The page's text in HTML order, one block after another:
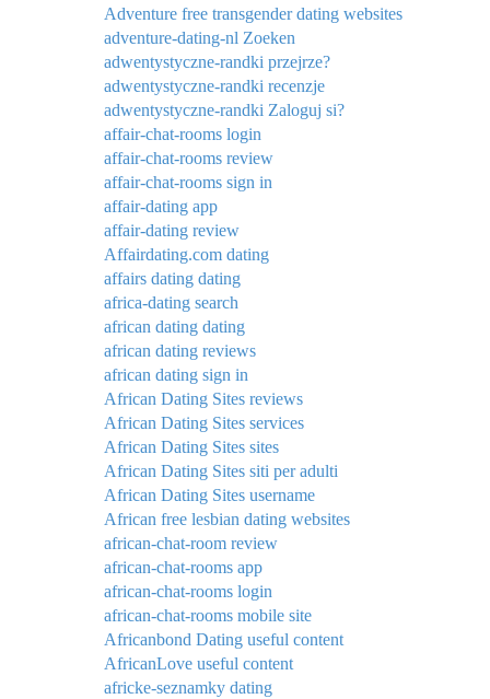
Adventure free transgender dating websites
adventure-dating-nl Zoeken
adwentystyczne-randki przejrze?
adwentystyczne-randki recenzje
adwentystyczne-randki Zaloguj si?
affair-chat-rooms login
affair-chat-rooms review
affair-chat-rooms sign in
affair-dating app
affair-dating review
Affairdating.com dating
affairs dating dating
africa-dating search
african dating dating
african dating reviews
african dating sign in
African Dating Sites reviews
African Dating Sites services
African Dating Sites sites
African Dating Sites siti per adulti
African Dating Sites username
African free lesbian dating websites
african-chat-room review
african-chat-rooms app
african-chat-rooms login
african-chat-rooms mobile site
Africanbond Dating useful content
AfricanLove useful content
africke-seznamky dating